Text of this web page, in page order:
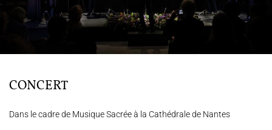
PROGRAMMES
MÉDIATION CULTURELLE
DISCOGRAPHIE
CONCERT
Dans le cadre de Musique Sacrée à la Cathédrale de Nantes